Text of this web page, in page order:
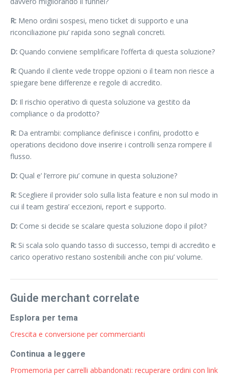
R: Meno ordini sospesi, meno ticket di supporto e una
riconciliazione piu’ rapida sono segnali concreti.
D: Quando conviene semplificare l’offerta di questa soluzione?
R: Quando il cliente vede troppe opzioni o il team non riesce a
spiegare bene differenze e regole di accredito.
D: Il rischio operativo di questa soluzione va gestito da
compliance o da prodotto?
R: Da entrambi: compliance definisce i confini, prodotto e
operations decidono dove inserire i controlli senza rompere il
flusso.
D: Qual e’ l’errore piu’ comune in questa soluzione?
R: Scegliere il provider solo sulla lista feature e non sul modo in
cui il team gestira’ eccezioni, report e supporto.
D: Come si decide se scalare questa soluzione dopo il pilot?
R: Si scala solo quando tasso di successo, tempi di accredito e
carico operativo restano sostenibili anche con piu’ volume.
Guide merchant correlate
Esplora per tema
Crescita e conversione per commercianti
Continua a leggere
Promemoria per carrelli abbandonati: recuperare ordini con link